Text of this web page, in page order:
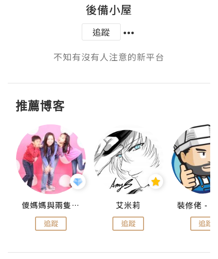
後備小屋
追蹤
不知有沒有人注意的新平台
推薦博客
儍媽媽與兩隻小魔怪之家
追蹤
艾米莉
追蹤 追蹤